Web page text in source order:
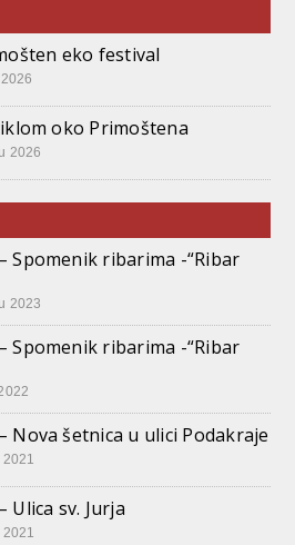
eko festival
oko Primoštena
2026
Spomenik ribarima -“Ribar
2023
Spomenik ribarima -“Ribar
Nova šetnica u ulici Podakraje
Ulica sv. Jurja